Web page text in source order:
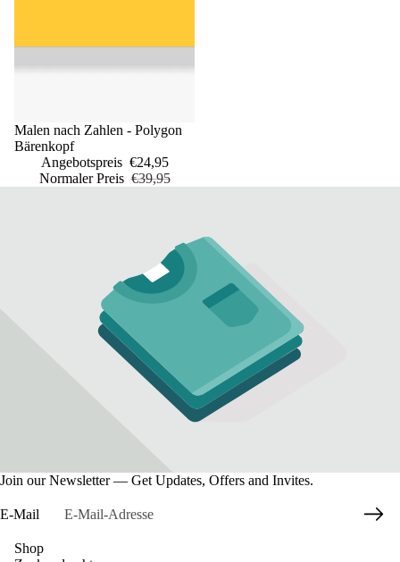
Sale
Malen nach Zahlen - Polygon
Bärenkopf
Angebotspreis €24,95
Normaler Preis €39,95
Join our Newsletter — Get Updates, Offers and Invites.
E-Mail
Shop